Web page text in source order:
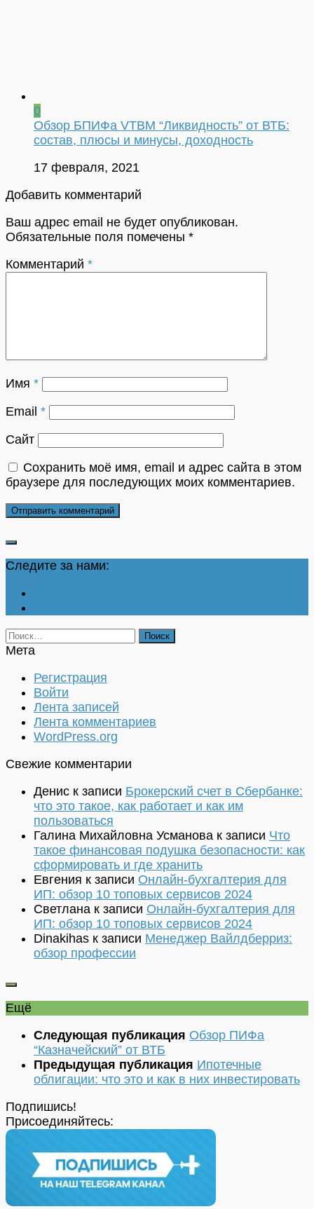
0
Обзор БПИФа VTBM “Ликвидность” от ВТБ:
состав, плюсы и минусы, доходность
17 февраля, 2021
Добавить комментарий
Ваш адрес email не будет опубликован.
Обязательные поля помечены *
Комментарий *
Имя *
Email *
Сайт
Сохранить моё имя, email и адрес сайта в этом
браузере для последующих моих комментариев.
Следите за нами:
Найти:
Мета
Регистрация
Войти
Лента записей
Лента комментариев
WordPress.org
Свежие комментарии
Денис к записи Брокерский счет в Сбербанке:
что это такое, как работает и как им
пользоваться
Галина Михайловна Усманова к записи Что
такое финансовая подушка безопасности: как
сформировать и где хранить
Евгения к записи Онлайн-бухгалтерия для
ИП: обзор 10 топовых сервисов 2024
Светлана к записи Онлайн-бухгалтерия для
ИП: обзор 10 топовых сервисов 2024
Dinakihas к записи Менеджер Вайлдберриз:
обзор профессии
Ещё
Следующая публикация Обзор ПИФа
“Казначейский” от ВТБ
Предыдущая публикация Ипотечные
облигации: что это и как в них инвестировать
Подпишись!
Присоединяйтесь: